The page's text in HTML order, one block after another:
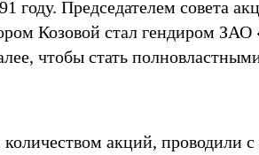
Председателем совета
Козовой стал гендиром ЗАО
чтобы стать
акций, проводили